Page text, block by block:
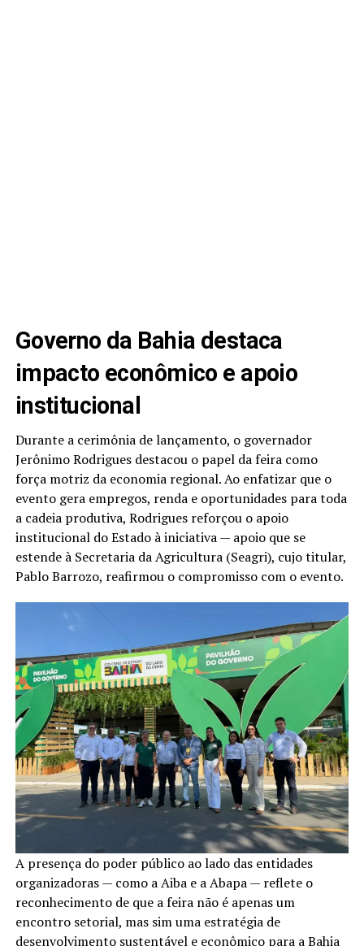
Governo da Bahia destaca
impacto econômico e apoio
institucional
Durante a cerimônia de lançamento, o governador
Jerônimo Rodrigues destacou o papel da feira como
força motriz da economia regional. Ao enfatizar que o
evento gera empregos, renda e oportunidades para toda
a cadeia produtiva, Rodrigues reforçou o apoio
institucional do Estado à iniciativa — apoio que se
estende à Secretaria da Agricultura (Seagri), cujo titular,
Pablo Barrozo, reafirmou o compromisso com o evento.
A presença do poder público ao lado das entidades
organizadoras — como a Aiba e a Abapa — reflete o
reconhecimento de que a feira não é apenas um
encontro setorial, mas sim uma estratégia de
desenvolvimento sustentável e econômico para a Bahia